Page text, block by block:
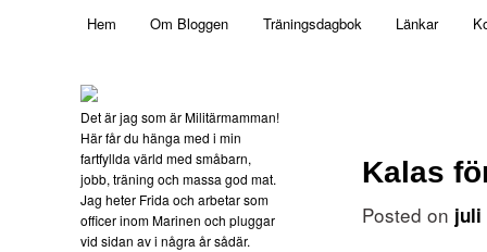
Militärmamman
Skip to primary content
Hem Om Bloggen Träningsdagbok Länkar
Kalas
Posted on juli
Det är jag som är Militärmamman!
Här får du hänga med i min
fartfyllda värld med småbarn,
jobb, träning och massa god mat.
Jag heter Frida och arbetar som
officer inom Marinen och pluggar
vid sidan av i några år sådär.